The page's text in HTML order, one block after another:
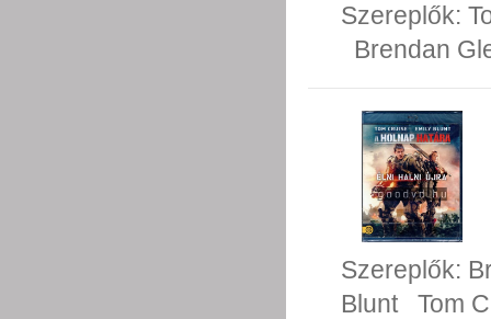
Szereplők:
Brendan
Szereplők:
Blunt
Tom